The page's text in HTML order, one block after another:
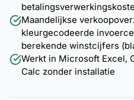
Maandelijkse
kleurgecodeerde
berekende winstcijfers
Werkt in Microsoft Excel,
Calc zonder installatie